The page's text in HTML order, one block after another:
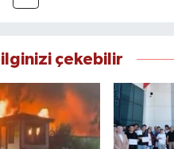
ilginizi çekebilir